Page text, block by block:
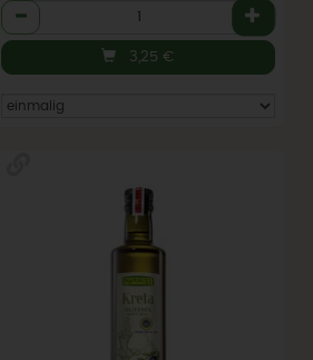
Anzahl
3,25 €